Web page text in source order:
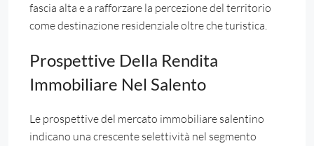
fascia alta e a rafforzare la percezione del territorio
come destinazione residenziale oltre che turistica.
Prospettive Della Rendita
Immobiliare Nel Salento
Le prospettive del mercato immobiliare salentino
indicano una crescente selettività nel segmento